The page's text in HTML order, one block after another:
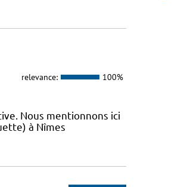
relevance: 100%
Nous mentionnons ici
à Nîmes